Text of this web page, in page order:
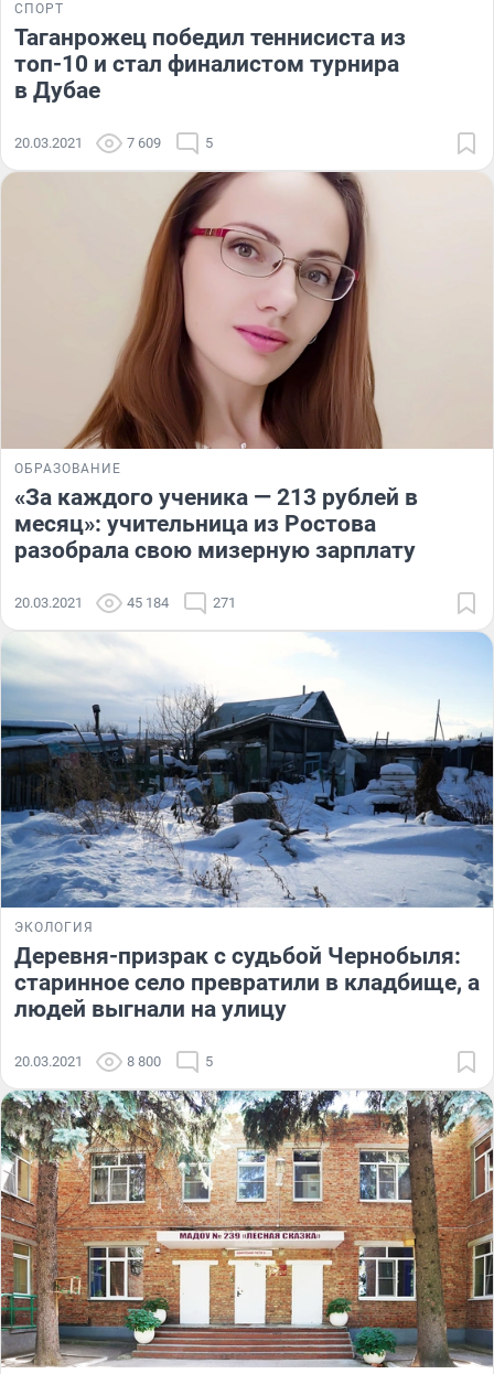
СПОРТ
Таганрожец победил теннисиста из
топ-10 и стал финалистом турнира
в Дубае
20.03.2021 7 609 5
ОБРАЗОВАНИЕ
«За каждого ученика — 213 рублей в
месяц»: учительница из Ростова
разобрала свою мизерную зарплату
20.03.2021 45 184 271
ЭКОЛОГИЯ
Деревня-призрак с судьбой Чернобыля:
старинное село превратили в кладбище, а
людей выгнали на улицу
20.03.2021 8 800 5